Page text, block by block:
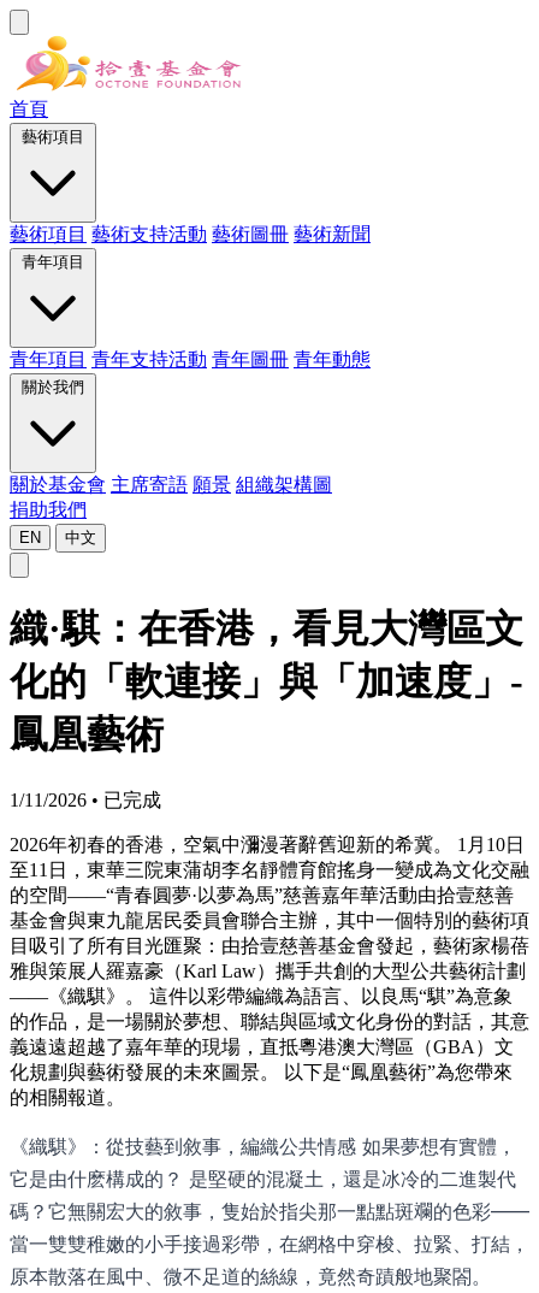
首頁
藝術項目 藝術支持活動 藝術圖冊 藝術新聞
青年項目 青年支持活動 青年圖冊 青年動態
關於基金會 主席寄語 願景 組織架構圖
捐助我們
EN 中文
織·騏：在香港，看見大灣區文
化的「軟連接」與「加速度」-
鳳凰藝術
1/11/2026 • 已完成
2026年初春的香港，空氣中瀰漫著辭舊迎新的希冀。 1月10日
至11日，東華三院東蒲胡李名靜體育館搖身一變成為文化交融
的空間——“青春圓夢·以夢為馬”慈善嘉年華活動由拾壹慈善
基金會與東九龍居民委員會聯合主辦，其中一個特別的藝術項
目吸引了所有目光匯聚：由拾壹慈善基金會發起，藝術家楊蓓
雅與策展人羅嘉豪（Karl Law）攜手共創的大型公共藝術計劃
——《織騏》。 這件以彩帶編織為語言、以良馬“騏”為意象
的作品，是一場關於夢想、聯結與區域文化身份的對話，其意
義遠遠超越了嘉年華的現場，直抵粵港澳大灣區（GBA）文
化規劃與藝術發展的未來圖景。 以下是“鳳凰藝術”為您帶來
的相關報道。
《織騏》：從技藝到敘事，編織公共情感 如果夢想有實體，
它是由什麽構成的？ 是堅硬的混凝土，還是冰冷的二進製代
碼？它無關宏大的敘事，隻始於指尖那一點點斑斕的色彩——
當一雙雙稚嫩的小手接過彩帶，在網格中穿梭、拉緊、打結，
原本散落在風中、微不足道的絲線，竟然奇蹟般地聚閤。